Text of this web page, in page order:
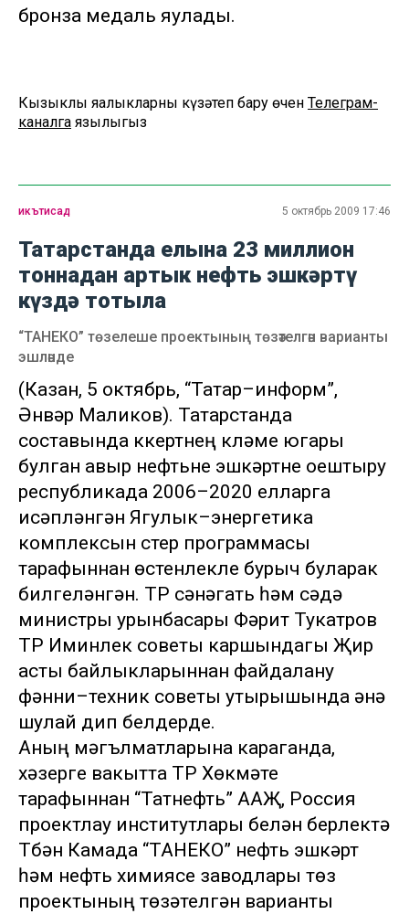
бронза медаль яулады.
Кызыклы яңалыкларны күзәтеп бару өчен Телеграм-
каналга язылыгыз
икътисад 5 октябрь 2009 17:46
Татарстанда елына 23 миллион
тоннадан артык нефть эшкәртү
күздә тотыла
“ТАНЕКО” төзелеше проектының төзәтелгән варианты
эшләнде
(Казан, 5 октябрь, “Татар–информ”,
Әнвәр Маликов). Татарстанда
составында күкертнең күләме югары
булган авыр нефтьне эшкәртүне оештыру
республикада 2006–2020 елларга
исәпләнгән Ягулык–энергетика
комплексын үстерү программасы
тарафыннан өстенлекле бурыч буларак
билгеләнгән. ТР сәнәгать һәм сәүдә
министры урынбасары Фәрит Тукатров
ТР Иминлек советы каршындагы Җир
асты байлыкларыннан файдалану
фәнни–техник советы утырышында әнә
шулай дип белдерде.
Аның мәгълүматларына караганда,
хәзерге вакытта ТР Хөкүмәте
тарафыннан “Татнефть” ААҖ, Россия
проектлау институтлары белән берлектә
Түбән Камада “ТАНЕКО” нефть эшкәртү
һәм нефть химиясе заводлары төзү
проектының төзәтелгән варианты